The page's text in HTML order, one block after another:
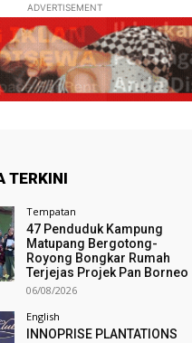
ADVERTISEMENT
TERKINI
Tempatan
47 Penduduk Kampung
Matupang Bergotong-
Royong Bongkar Rumah
Terjejas Projek Pan Borneo
06/08/2026
English
INNOPRISE PLANTATIONS